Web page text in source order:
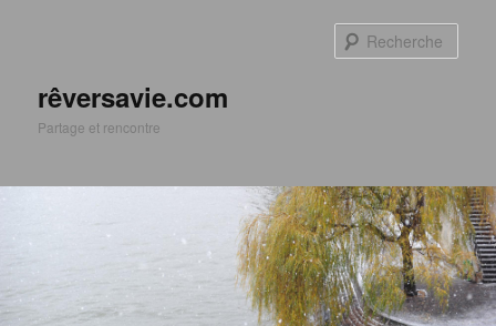
rêversavie.com
Partage et rencontre